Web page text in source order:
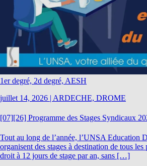
1er degré, 2d degré, AESH
juillet 14, 2026 | ARDECHE, DROME
[07][26] Programme des Stages Syndicaux
Tout au long de l’année, l’UNSA Education
organisent des stages à destination de tous les
droit à 12 jours de stage par an, sans […]